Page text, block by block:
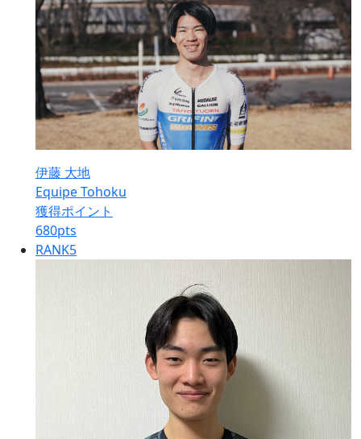
伊藤 大地
Equipe Tohoku
獲得ポイント
680pts
RANK5